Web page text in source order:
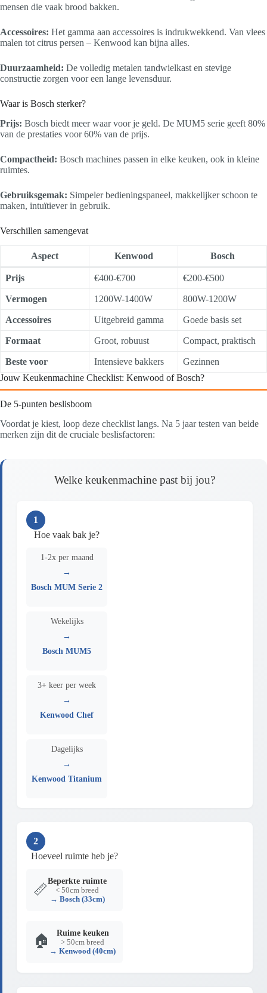
mensen die vaak brood bakken.
Accessoires: Het gamma aan accessoires is indrukwekkend. Van vlees
malen tot citrus persen – Kenwood kan bijna alles.
Duurzaamheid: De volledig metalen tandwielkast en stevige
constructie zorgen voor een lange levensduur.
Waar is Bosch sterker?
Prijs: Bosch biedt meer waar voor je geld. De MUM5 serie geeft 80%
van de prestaties voor 60% van de prijs.
Compactheid: Bosch machines passen in elke keuken, ook in kleine
ruimtes.
Gebruiksgemak: Simpeler bedieningspaneel, makkelijker schoon te
maken, intuïtiever in gebruik.
Verschillen samengevat
Aspect Kenwood Bosch
Prijs €400-€700 €200-€500
Vermogen 1200W-1400W 800W-1200W
Accessoires Uitgebreid gamma Goede basis set
Formaat Groot, robuust Compact, praktisch
Beste voor Intensieve bakkers
Gezinnen
Jouw Keukenmachine Checklist: Kenwood of Bosch?
De 5-punten beslisboom
Voordat je kiest, loop deze checklist langs. Na 5 jaar testen van beide
merken zijn dit de cruciale beslisfactoren:
Welke keukenmachine past bij jou?
1
Hoe vaak bak je?
1-2x per maand
→
Bosch MUM Serie 2
Wekelijks
→
Bosch MUM5
3+ keer per week
→
Kenwood Chef
Dagelijks
→
Kenwood Titanium
2
Hoeveel ruimte heb je?
📏
Beperkte ruimte
< 50cm breed
→ Bosch (33cm)
🏠 Ruime keuken
> 50cm breed
→ Kenwood (40cm)